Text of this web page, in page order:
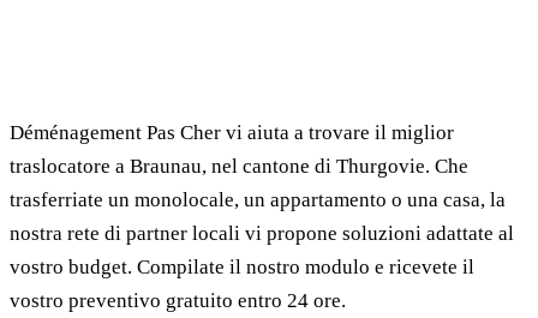
Déménagement Pas Cher vi aiuta a trovare il miglior
traslocatore a Braunau, nel cantone di Thurgovie. Che
trasferriate un monolocale, un appartamento o una casa, la
nostra rete di partner locali vi propone soluzioni adattate al
vostro budget. Compilate il nostro modulo e ricevete il
vostro preventivo gratuito entro 24 ore.